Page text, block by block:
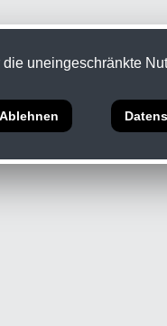
uneingeschränkte
Ablehnen